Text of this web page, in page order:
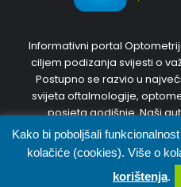
Informativni portal
ciljem podizanja svijesti o
Postupno se razvio u
svijeta oftalmologije,
posjeta godišnje. Naši
oftalmologije i
dugogodišnjim iskustvom.
najnovije, točne i korisne
sudjelujte u diskusijama i
Kako bi poboljšali
kolačiće (cookies). Više o
korištenja.